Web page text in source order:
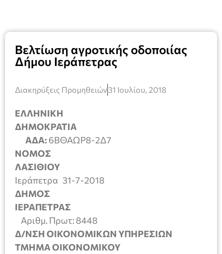
Βελτίωση αγροτικής οδοποιίας
Δήμου Ιεράπετρας
Διακηρύξεις Προμηθειών31 Ιουλίου, 2018
ΕΛΛΗΝΙΚΗ
ΑΔΑ: 6ΒΘΑΩΡ8-2Δ7
ΝΟΜΟΣ
Ιεράπετρα 31-7-2018
ΔΗΜΟΣ
Αριθμ. Πρωτ: 8448
Δ/ΝΣΗ ΟΙΚΟΝΟΜΙΚΩΝ ΥΠΗΡΕΣΙΩΝ
ΤΜΗΜΑ ΟΙΚΟΝΟΜΙΚΟΥ